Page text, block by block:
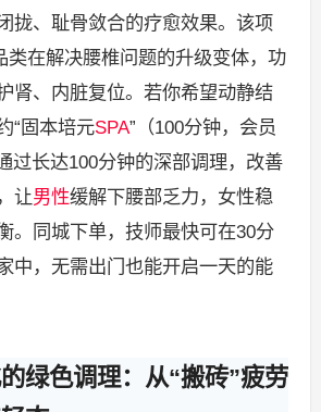
拢、耻骨敛合的疗愈效果。该项
类在解决腰椎问题的升级变体，功
肾、内脏复位。若你希望动静结
“固本培元SPA”（100分钟，会员
过长达100分钟的深部调理，改善
让男性缓解下腰部乏力，女性稳
。同城下单，技师最快可在30分
中，无需出门也能开启一天的能
绿色调理：从“搬砖”疲劳